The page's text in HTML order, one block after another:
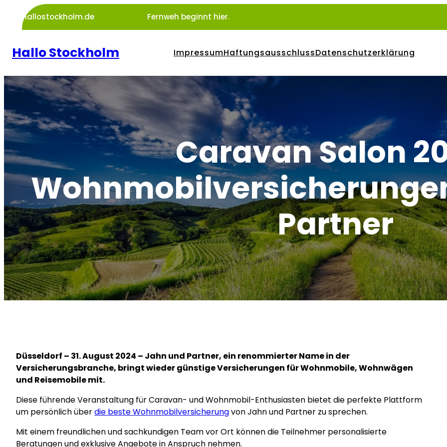
Inhalt
springen
hallostockholm.de Fernweh beginnt hier.
Hallo Stockholm ImpressumHaftungsausschlussDatenschutzerklärung
Caravan Salon
Partner
Düsseldorf – 31. August 2024 – Jahn und Partner, ein renommierter Name in der
Versicherungsbranche, bringt wieder günstige Versicherungen für Wohnmobile, Wohnwägen
und Reisemobile mit.
Diese führende Veranstaltung für Caravan- und Wohnmobil-Enthusiasten bietet die perfekte Plattform
um persönlich überdie beste Wohnmobilversicherungvon Jahn und Partner zu sprechen.
Mit einem freundlichen und sachkundigen Team vor Ort können die Teilnehmer personalisierte
Beratungen und exklusive Angebote in Anspruch nehmen.